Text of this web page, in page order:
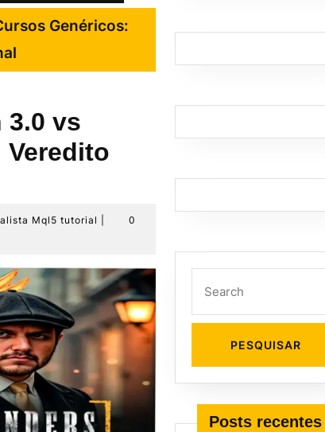
Genéricos:
3.0 vs
Mql5 tutorial
Equipe
tutorial
0
Posts recentes